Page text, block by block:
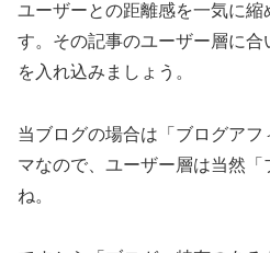
ユーザーとの距離感を一気に縮
す。その記事のユーザー層に合
を入れ込みましょう。
当ブログの場合は「ブログア
マなので、ユーザー層は当然
ね。